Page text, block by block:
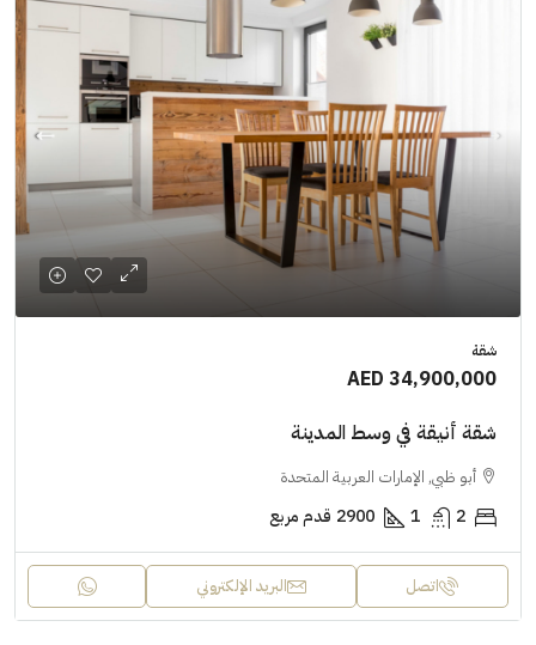
شقة
AED 34,900,000
شقة أنيقة في وسط المدينة
أبو ظبي, الإمارات العربية المتحدة
2
1
2900 قدم مربع
اتصل البريد الإلكتروني